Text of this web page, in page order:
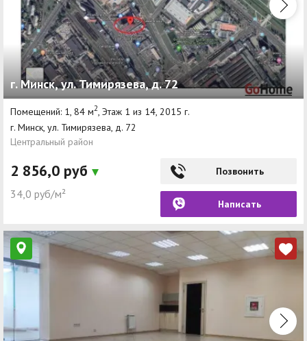
г. Минск, ул. Тимирязева, д. 72
Помещений: 1, 84 м2 , Этаж 1 из 14, 2015 г.
г. Минск, ул. Тимирязева, д. 72
Центральный район
2 856,0 руб
34,0 руб/м²
Позвонить
Написать